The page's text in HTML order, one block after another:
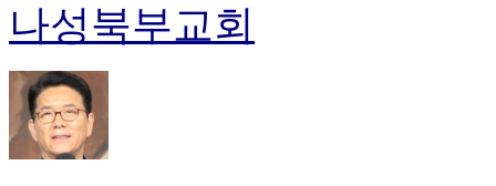
나성북부교회